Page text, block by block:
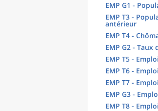
EMP G1 -
EMP T3 -
antérieur
EMP T4 -
EMP G2 -
EMP T5 -
EMP T6 -
EMP T7 -
EMP G3 -
EMP T8 -